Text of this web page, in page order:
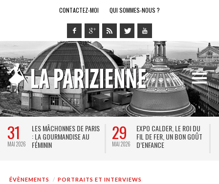
CONTACTEZ-MOI QUI SOMMES-NOUS ?
DU
28
MAI 2026
LE RING DE KATHARSY, UN
SPECTACLE EN FORME DE
JEU VIDÉO !
14
MAI 2026
BREL ET LA DANSE AU
THÉÂTRE DE LA VILLE :
KEERSMAEKER SUBLIME
ÉVÈNEMENTS PORTRAITS ET INTERVIEWS